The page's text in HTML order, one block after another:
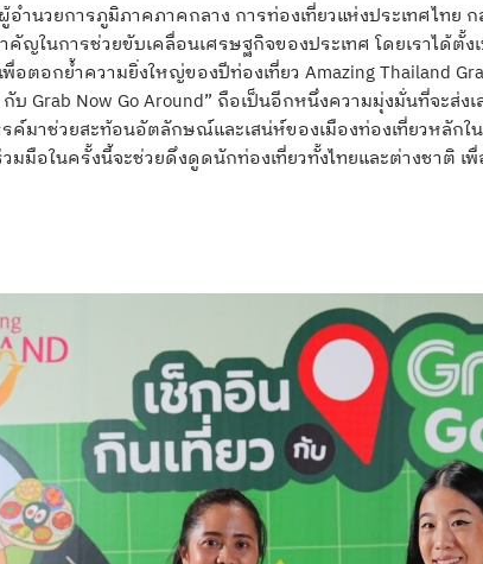
ำนวยการภูมิภาคภาคกลาง การท่องเที่ยวแห่งประเทศไทย
ำคัญในการช่วยขับเคลื่อนเศรษฐกิจของประเทศ โดยเราได้ตั้
พื่อตอกย้ำความยิ่งใหญ่ของปีท่องเที่ยว Amazing Thailand
กับ Grab Now Go Around” ถือเป็นอีกหนึ่งความมุ่งมั่นที่จะส่
ค์มาช่วยสะท้อนอัตลักษณ์และเสน่ห์ของเมืองท่องเที่ยวหลักใ
มมือในครั้งนี้จะช่วยดึงดูดนักท่องเที่ยวทั้งไทยและต่างชาติ เ